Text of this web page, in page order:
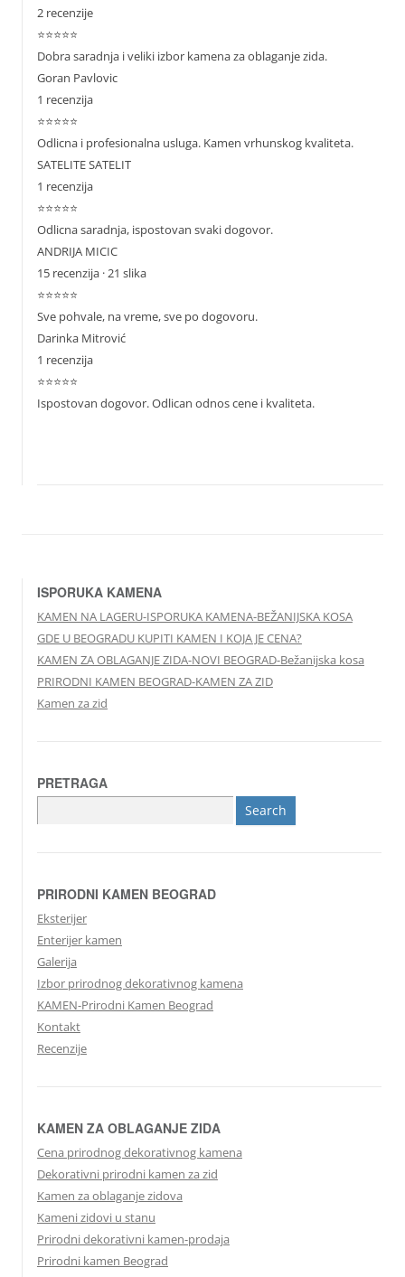
2 recenzije
⭐⭐⭐⭐⭐
Dobra saradnja i veliki izbor kamena za oblaganje zida.
Goran Pavlovic
1 recenzija
⭐⭐⭐⭐⭐
Odlicna i profesionalna usluga. Kamen vrhunskog kvaliteta.
SATELITE SATELIT
1 recenzija
⭐⭐⭐⭐⭐
Odlicna saradnja, ispostovan svaki dogovor.
ANDRIJA MICIC
15 recenzija · 21 slika
⭐⭐⭐⭐⭐
Sve pohvale, na vreme, sve po dogovoru.
Darinka Mitrović
1 recenzija
⭐⭐⭐⭐⭐
Ispostovan dogovor. Odlican odnos cene i kvaliteta.
ISPORUKA KAMENA
KAMEN NA LAGERU-ISPORUKA KAMENA-BEŽANIJSKA KOSA
GDE U BEOGRADU KUPITI KAMEN I KOJA JE CENA?
KAMEN ZA OBLAGANJE ZIDA-NOVI BEOGRAD-Bežanijska kosa
PRIRODNI KAMEN BEOGRAD-KAMEN ZA ZID
Kamen za zid
PRETRAGA
for:
PRIRODNI KAMEN BEOGRAD
Eksterijer
Enterijer kamen
Galerija
Izbor prirodnog dekorativnog kamena
KAMEN-Prirodni Kamen Beograd
Kontakt
Recenzije
KAMEN ZA OBLAGANJE ZIDA
Cena prirodnog dekorativnog kamena
Dekorativni prirodni kamen za zid
Kamen za oblaganje zidova
Kameni zidovi u stanu
Prirodni dekorativni kamen-prodaja
Prirodni kamen Beograd